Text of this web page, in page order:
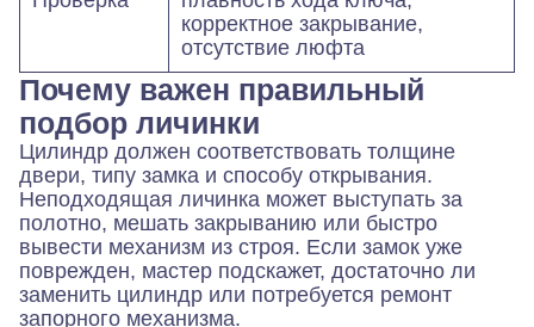
корректное закрывание,
отсутствие люфта
Почему важен правильный
подбор личинки
Цилиндр должен соответствовать толщине
двери, типу замка и способу открывания.
Неподходящая личинка может выступать за
полотно, мешать закрыванию или быстро
вывести механизм из строя. Если замок уже
поврежден, мастер подскажет, достаточно ли
заменить цилиндр или потребуется ремонт
запорного механизма.